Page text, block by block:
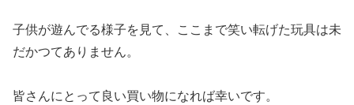
子供が遊んでる様子を見て、ここまで笑い転げた玩具は未
だかつてありません。
皆さんにとって良い買い物になれば幸いです。